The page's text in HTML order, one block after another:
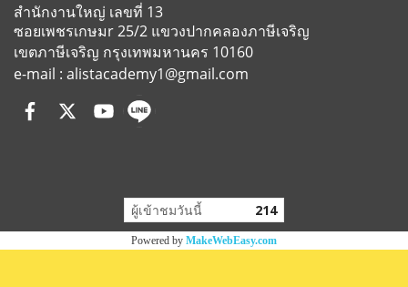
สำนักงานใหญ่ เลขที่ 13
ซอยเพชรเกษมr 25/2 แขวงปากคลองภาษีเจริญ
เขตภาษีเจริญ กรุงเทพมหานคร 10160
e-mail : alistacademy1@gmail.com
ผู้เข้าชมวันนี้ 214
Powered by MakeWebEasy.com